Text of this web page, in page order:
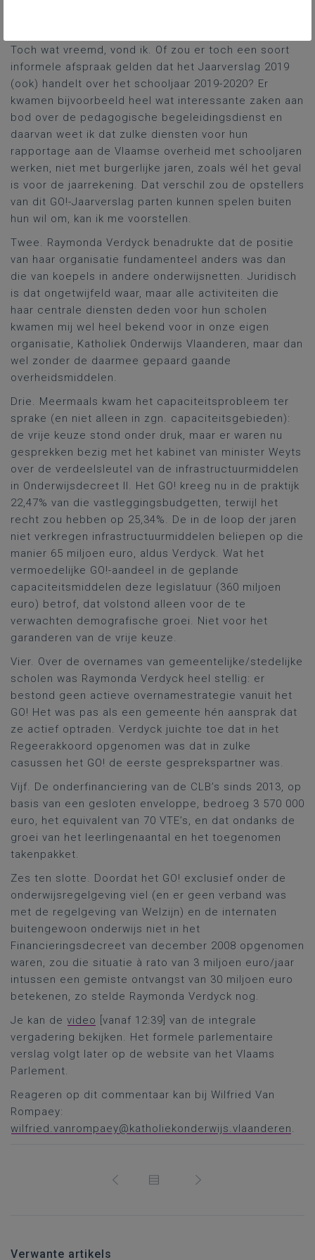
Toch wat vreemd, vond ik. Of zou er toch een soort
informele afspraak gelden dat het Jaarverslag 2019
(ook) handelt over het schooljaar 2019-2020? Er
kwamen bijvoorbeeld heel wat interessante zaken aan
bod over de pedagogische begeleidingsdienst en
daarvan weet ik dat zulke diensten voor hun
rapportage aan de Vlaamse overheid met schooljaren
werken, niet met burgerlijke jaren, zoals wél het geval
is voor de jaarrekening. Dat verschil zou de opstellers
van dit GO!-Jaarverslag parten kunnen spelen buiten
hun wil om, kan ik me voorstellen.
Twee. Raymonda Verdyck benadrukte dat de positie
van haar organisatie fundamenteel anders was dan
die van koepels in andere onderwijsnetten. Juridisch
is dat ongetwijfeld waar, maar alle activiteiten die
haar centrale diensten deden voor hun scholen
kwamen mij wel heel bekend voor in onze eigen
organisatie, Katholiek Onderwijs Vlaanderen, maar dan
wel zonder de daarmee gepaard gaande
overheidsmiddelen.
Drie. Meermaals kwam het capaciteitsprobleem ter
sprake (en niet alleen in zgn. capaciteitsgebieden):
de vrije keuze stond onder druk, maar er waren nu
gesprekken bezig met het kabinet van minister Weyts
over de verdeelsleutel van de infrastructuurmiddelen
in Onderwijsdecreet II. Het GO! kreeg nu in de praktijk
22,47% van die vastleggingsbudgetten, terwijl het
recht zou hebben op 25,34%. De in de loop der jaren
niet verkregen infrastructuurmiddelen beliepen op die
manier 65 miljoen euro, aldus Verdyck. Wat het
vermoedelijke GO!-aandeel in de geplande
capaciteitsmiddelen deze legislatuur (360 miljoen
euro) betrof, dat volstond alleen voor de te
verwachten demografische groei. Niet voor het
garanderen van de vrije keuze.
Vier. Over de overnames van gemeentelijke/stedelijke
scholen was Raymonda Verdyck heel stellig: er
bestond geen actieve overnamestrategie vanuit het
GO! Het was pas als een gemeente hén aansprak dat
ze actief optraden. Verdyck juichte toe dat in het
Regeerakkoord opgenomen was dat in zulke
casussen het GO! de eerste gesprekspartner was.
Vijf. De onderfinanciering van de CLB’s sinds 2013, op
basis van een gesloten enveloppe, bedroeg 3 570 000
euro, het equivalent van 70 VTE’s, en dat ondanks de
groei van het leerlingenaantal en het toegenomen
takenpakket.
Zes ten slotte. Doordat het GO! exclusief onder de
onderwijsregelgeving viel (en er geen verband was
met de regelgeving van Welzijn) en de internaten
buitengewoon onderwijs niet in het
Financieringsdecreet van december 2008 opgenomen
waren, zou die situatie à rato van 3 miljoen euro/jaar
intussen een gemiste ontvangst van 30 miljoen euro
betekenen, zo stelde Raymonda Verdyck nog.
Je kan de video
[vanaf 12:39] van de integrale
vergadering bekijken. Het formele parlementaire
verslag volgt later op de website van het Vlaams
Parlement.
Reageren op dit commentaar kan bij Wilfried Van
Rompaey:
wilfried.vanrompaey@katholiekonderwijs.vlaanderen.
Verwante artikels